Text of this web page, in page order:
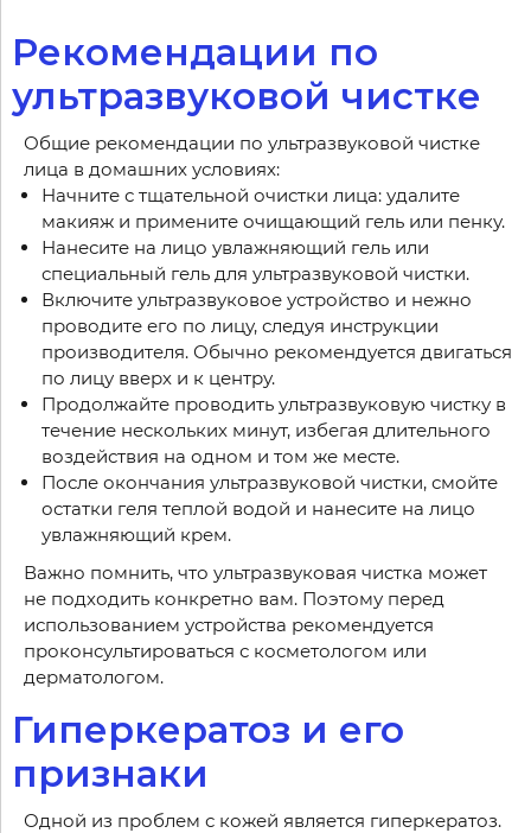
Рекомендации по
ультразвуковой чистке
Общие рекомендации по ультразвуковой чистке
лица в домашних условиях:
Начните с тщательной очистки лица: удалите
макияж и примените очищающий гель или пенку.
Нанесите на лицо увлажняющий гель или
специальный гель для ультразвуковой чистки.
Включите ультразвуковое устройство и нежно
проводите его по лицу, следуя инструкции
производителя. Обычно рекомендуется двигаться
по лицу вверх и к центру.
Продолжайте проводить ультразвуковую чистку в
течение нескольких минут, избегая длительного
воздействия на одном и том же месте.
После окончания ультразвуковой чистки, смойте
остатки геля теплой водой и нанесите на лицо
увлажняющий крем.
Важно помнить, что ультразвуковая чистка может
не подходить конкретно вам. Поэтому перед
использованием устройства рекомендуется
проконсультироваться с косметологом или
дерматологом.
Гиперкератоз и его
признаки
Одной из проблем с кожей является гиперкератоз.